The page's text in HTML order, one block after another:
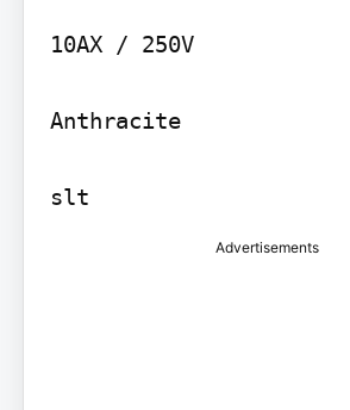
10AX / 250V
Anthracite
slt
Advertisements